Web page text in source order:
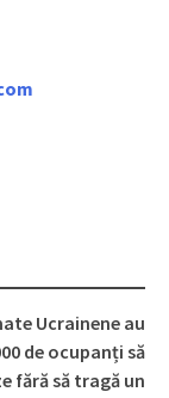
Ucrainene au
de ocupanți să
fără să tragă un